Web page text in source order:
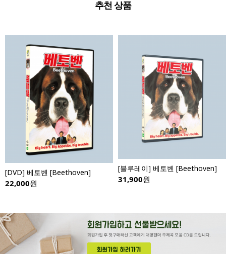
추천 상품
[DVD] 베토벤 [Beethoven]
22,000원
[블루레이] 베토벤 [Beethoven]
31,900원